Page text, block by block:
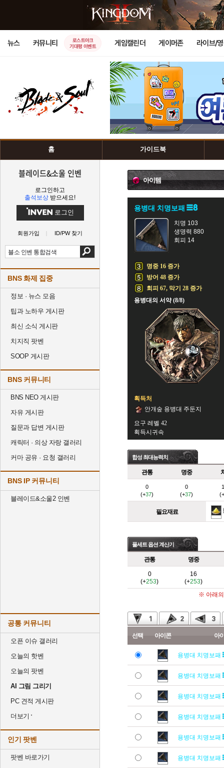
뉴스 커뮤니티
로스트아크
기대평 이벤트
게임캘린더 게이머존 라이브/
홈 가이드북
블레이드&소울 인벤
로그인하고
출석보상 받으세요!
로그인
회원가입 ID/PW 찾기
BNS 화제 집중
정보 · 뉴스 모음
팁과 노하우 게시판
최신 소식 게시판
치지직 팟벤
SOOP 게시판
BNS 커뮤니티
BNS NEO 게시판
자유 게시판
질문과 답변 게시판
캐릭터 · 의상 자랑 갤러리
커마 공유 · 요청 갤러리
BNS IP 커뮤니티
블레이드&소울2 인벤
공통 커뮤니티
오픈 이슈 갤러리
오늘의 핫벤
오늘의 팟벤
AI 그림 그리기
PC 견적 게시판
더보기
인기 팟벤
팟벤 바로가기
아이템
용병대 치명보패
치명 103
생명력 880
회피 14
명중 16 증가
방어 48 증가
회피 67, 막기 28 증가
용병대의 서약 (8/8)
획득처
안개숲 용병대 주둔지
요구 레벨 42
획득시귀속
합성 최대능력치
관통 명중
0
(+37)
0
(+37)
(+
필요재료
풀세트 옵션 계산기
관통 명중
0
(+253)
16
(+253)
※ 아래의
선택 아이콘 아
용병대 치명보패
용병대 치명보패
용병대 치명보패
용병대 치명보패
용병대 치명보패
용병대 치명보패